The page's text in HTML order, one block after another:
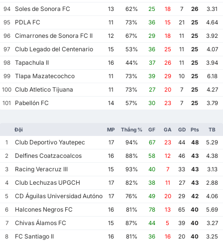
94
Soles de Sonora FC 13 62% 25 18 7 26
3.31
95
PDLA FC 11 73% 36 15 21 25
4.64
96
Cimarrones de Sonora FC II 12 67% 29 18 11 25
3.92
97
Club Legado del Centenario 15 53% 36 25 11 25
4.07
98
Tapachula II 16 44% 37 26 11 25
3.94
99
Tlapa Mazatecochco 11 73% 39 29 10 25
6.18
100 Club Atletico Tijuana 11 73% 27 20 7 25
4.27
101
Pabellón FC 14 57% 30 23 7 25 3.79
Đội MP Thắng % GF GA GD Pts TB
1 Club Deportivo Yautepec 17 94% 67 23 44 48
5.29
2
Delfines Coatzacoalcos 16 88% 58 12 46 43
4.38
3
Racing Veracruz III 15 93% 40 7 33 43
3.13
4
Club Lechuzas UPGCH 17 82% 38 11 27 43
2.88
5
CD Águilas Universidad Autónoma de Guerrero
17 76% 49 20 29 42
4.06
6
Halcones Negros FC 16 81% 78 13 65 40
5.69
7
Chivas Álamos FC 15 87% 44 5 39 40
3.27
8
FC Santiago II 16 81% 36 16 20 40
3.25